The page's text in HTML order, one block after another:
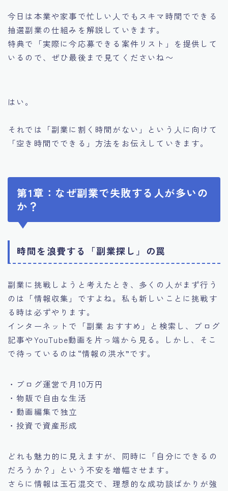
今日は本業や家事で忙しい人でもスキマ時間でできる
抽選副業の仕組みを解説していきます。
特典で「実際に今応募できる案件リスト」を提供して
いるので、ぜひ最後まで見てくださいね〜
はい。
それでは「副業に割く時間がない」という人に向けて
「空き時間でできる」方法をお伝えしていきます。
第1章：なぜ副業で失敗する人が多いの
か？
時間を浪費する「副業探し」の罠
副業に挑戦しようと考えたとき、多くの人がまず行う
のは「情報収集」ですよね。私も新しいことに挑戦す
る時は必ずやります。
インターネットで「副業 おすすめ」と検索し、ブログ
記事やYouTube動画を片っ端から見る。しかし、そこ
で待っているのは“情報の洪水”です。
・ブログ運営で月10万円
・物販で自由な生活
・動画編集で独立
・投資で資産形成
どれも魅力的に見えますが、同時に「自分にできるの
だろうか？」という不安を増幅させます。
さらに情報は玉石混交で、理想的な成功談ばかりが強